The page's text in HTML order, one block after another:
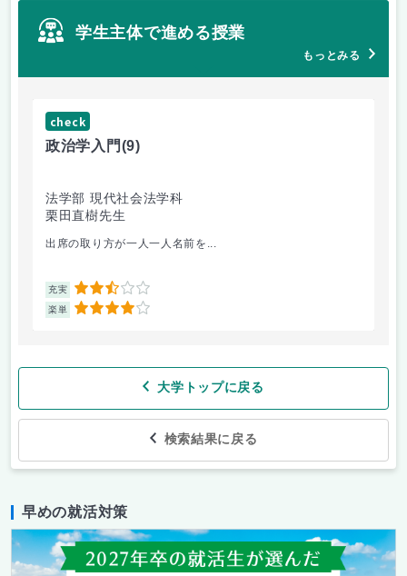
学生主体で進める授業
もっとみる
check
政治学入門(9)
法学部 現代社会法学科
栗田直樹先生
出席の取り方が一人一人名前を...
充実 2.5
楽単 4
大学トップに戻る
検索結果に戻る
早めの就活対策